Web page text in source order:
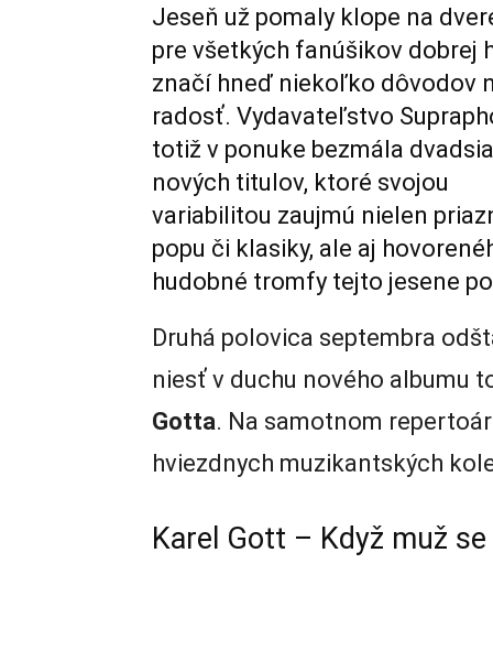
Jeseň už pomaly klope na
pre všetkých fanúšikov dobrej
značí hneď niekoľko dôvodov
radosť. Vydavateľstvo
totiž v ponuke bezmála
nových titulov, ktoré svojou
variabilitou zaujmú nielen
popu či klasiky, ale aj
hudobné tromfy tejto jesene
Druhá polovica septembra
niesť v duchu nového albumu
Gotta. Na samotnom
hviezdnych muzikantských
Karel Gott – Když muž